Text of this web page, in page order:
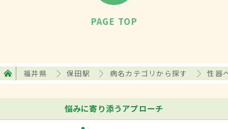
PAGE TOP
福井県 保田駅 病名カテゴリから探す 性器
悩みに寄り添うアプローチ